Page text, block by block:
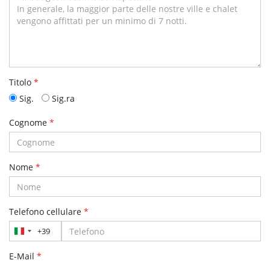
Titolo *
Sig.
Sig.ra
Cognome *
Nome *
Telefono cellulare *
Italia
+39
+39
E-Mail *